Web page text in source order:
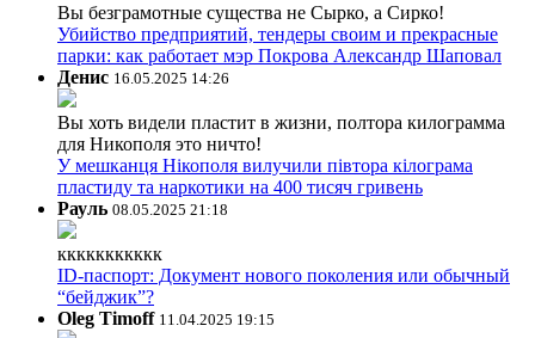
Вы безграмотные существа не Сырко, а Сирко!
Убийство предприятий, тендеры своим и прекрасные
парки: как работает мэр Покрова Александр Шаповал
Денис 16.05.2025 14:26
Вы хоть видели пластит в жизни, полтора килограмма
для Никополя это ничто!
У мешканця Нікополя вилучили півтора кілограма
пластиду та наркотики на 400 тисяч гривень
Рауль 08.05.2025 21:18
ккккккккккк
ID-паспорт: Документ нового поколения или обычный
“бейджик”?
Oleg Timoff 11.04.2025 19:15